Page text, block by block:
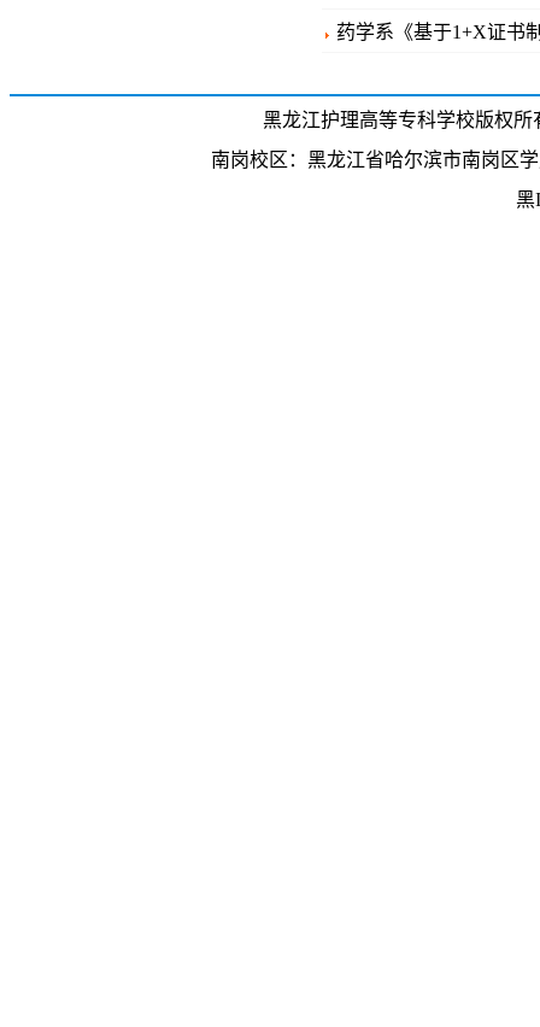
药学系《基于1+X证书
黑龙江护理高等专科学校版权所
南岗校区：黑龙江省哈尔滨市南岗区
黑